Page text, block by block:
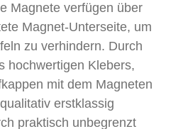
Magnete verfügen über
Magnet-Unterseite, um
zu verhindern. Durch
hochwertigen Klebers,
mit dem Magneten
erstklassig
praktisch unbegrenzt